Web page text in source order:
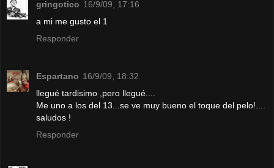
gringotico 16/9/09, 17:16
a mi me gusto el 1
Responder
Espartano 16/9/09, 18:32
llegué tardisimo ,pero llegué....
Me uno a los del 13...se ve muy bueno el toque del pelo!....
saludos !
Responder